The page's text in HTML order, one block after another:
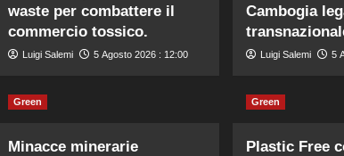
waste per combattere il
commercio tossico.
Luigi Salemi 5 Agosto 2026 : 12:00
Cambogia
Luigi Salemi 5
Green
Minacce minerarie
Green
Plastic Free